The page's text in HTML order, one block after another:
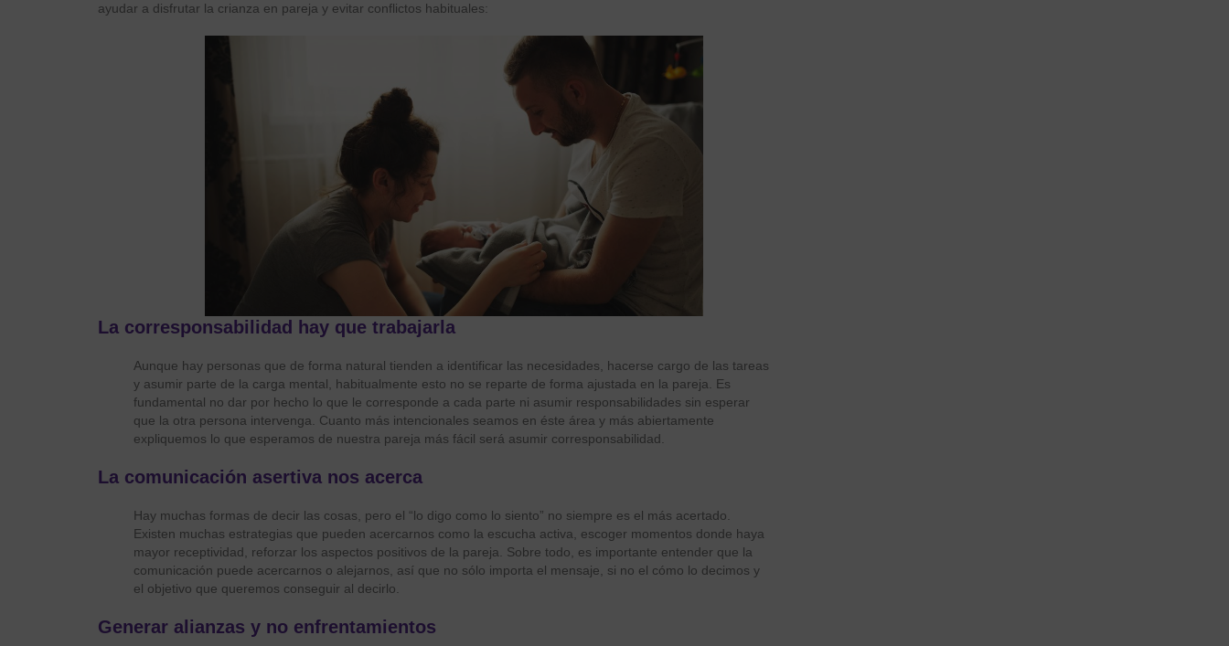
ayudar a disfrutar la crianza en pareja y evitar conflictos habituales:
La corresponsabilidad hay que trabajarla
Aunque hay personas que de forma natural tienden a identificar las necesidades, hacerse cargo de las tareas
y asumir parte de la carga mental, habitualmente esto no se reparte de forma ajustada en la pareja. Es
fundamental no dar por hecho lo que le corresponde a cada parte ni asumir responsabilidades sin esperar
que la otra persona intervenga. Cuanto más intencionales seamos en éste área y más abiertamente
expliquemos lo que esperamos de nuestra pareja más fácil será asumir corresponsabilidad.
La comunicación asertiva nos acerca
Hay muchas formas de decir las cosas, pero el “lo digo como lo siento” no siempre es el más acertado.
Existen muchas estrategias que pueden acercarnos como la escucha activa, escoger momentos donde haya
mayor receptividad, reforzar los aspectos positivos de la pareja. Sobre todo, es importante entender que la
comunicación puede acercarnos o alejarnos, así que no sólo importa el mensaje, si no el cómo lo decimos y
el objetivo que queremos conseguir al decirlo.
Generar alianzas y no enfrentamientos